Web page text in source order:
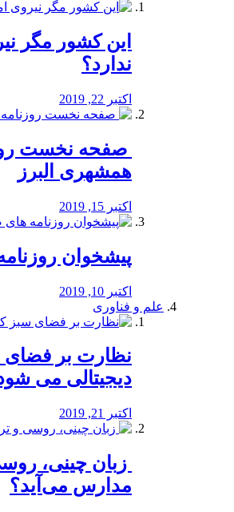
این کشور مگر
ندارد؟
اکتبر 22, 2019
صفحه نخست
همشهری البرز
اکتبر 15, 2019
پیشخوان
اکتبر 10, 2019
علم و فناوری
نظارت بر فضای
دیجیتالی می
اکتبر 21, 2019
زبان چینی،
مدارس می‌آید؟